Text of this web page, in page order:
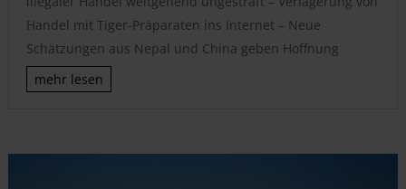
Handel mit Tiger-Präparaten ins Internet – Neue
Schätzungen aus Nepal und China geben Hoffnung
mehr lesen